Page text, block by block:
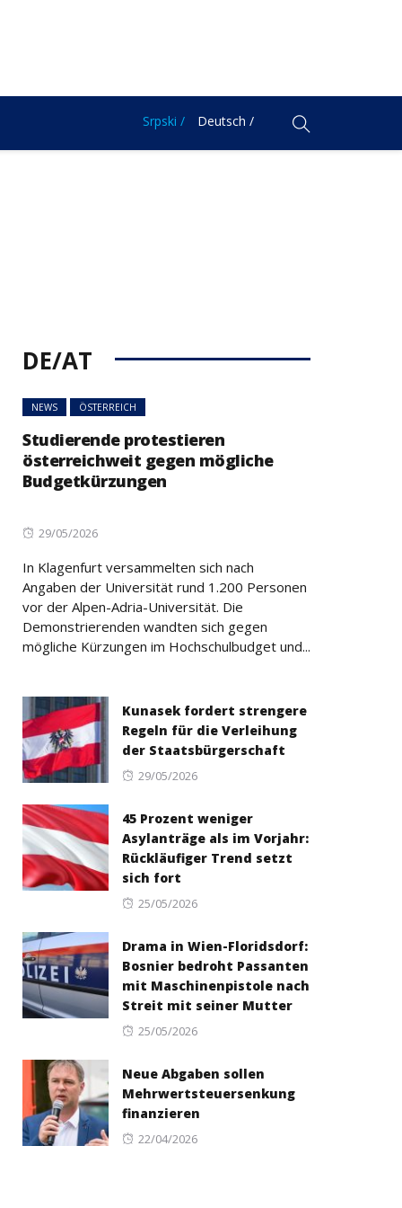
Srpski / Deutsch /
DE/AT
NEWS ÖSTERREICH
Studierende protestieren
österreichweit gegen mögliche
Budgetkürzungen
Posted
29/05/2026
In Klagenfurt versammelten sich nach
Angaben der Universität rund 1.200 Personen
vor der Alpen-Adria-Universität. Die
Demonstrierenden wandten sich gegen
mögliche Kürzungen im Hochschulbudget und...
Kunasek fordert strengere
Regeln für die Verleihung
der Staatsbürgerschaft
Posted
29/05/2026
45 Prozent weniger
Asylanträge als im Vorjahr:
Rückläufiger Trend setzt
sich fort
Posted
25/05/2026
Drama in Wien-Floridsdorf:
Bosnier bedroht Passanten
mit Maschinenpistole nach
Streit mit seiner Mutter
Posted
25/05/2026
Neue Abgaben sollen
Mehrwertsteuersenkung
finanzieren
Posted
22/04/2026